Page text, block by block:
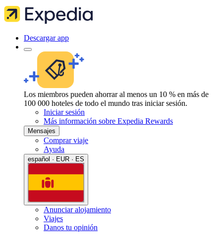
Descargar app
Los miembros pueden ahorrar al menos un 10 % en más de
100 000 hoteles de todo el mundo tras iniciar sesión.
Iniciar sesión
Más información sobre Expedia Rewards
Mensajes
Comprar viaje
Ayuda
español · EUR · ES
Anunciar alojamiento
Viajes
Danos tu opinión